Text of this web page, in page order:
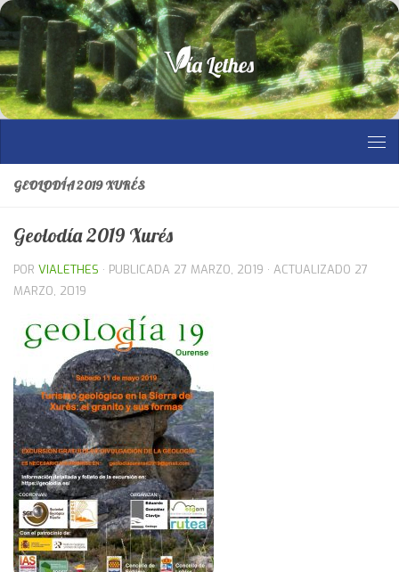
Saltar al contenido
GEOLODÍA 2019 XURÉS
Geolodía 2019 Xurés
POR VIALETHES · PUBLICADA 27 MARZO, 2019 · ACTUALIZADO 27
MARZO, 2019